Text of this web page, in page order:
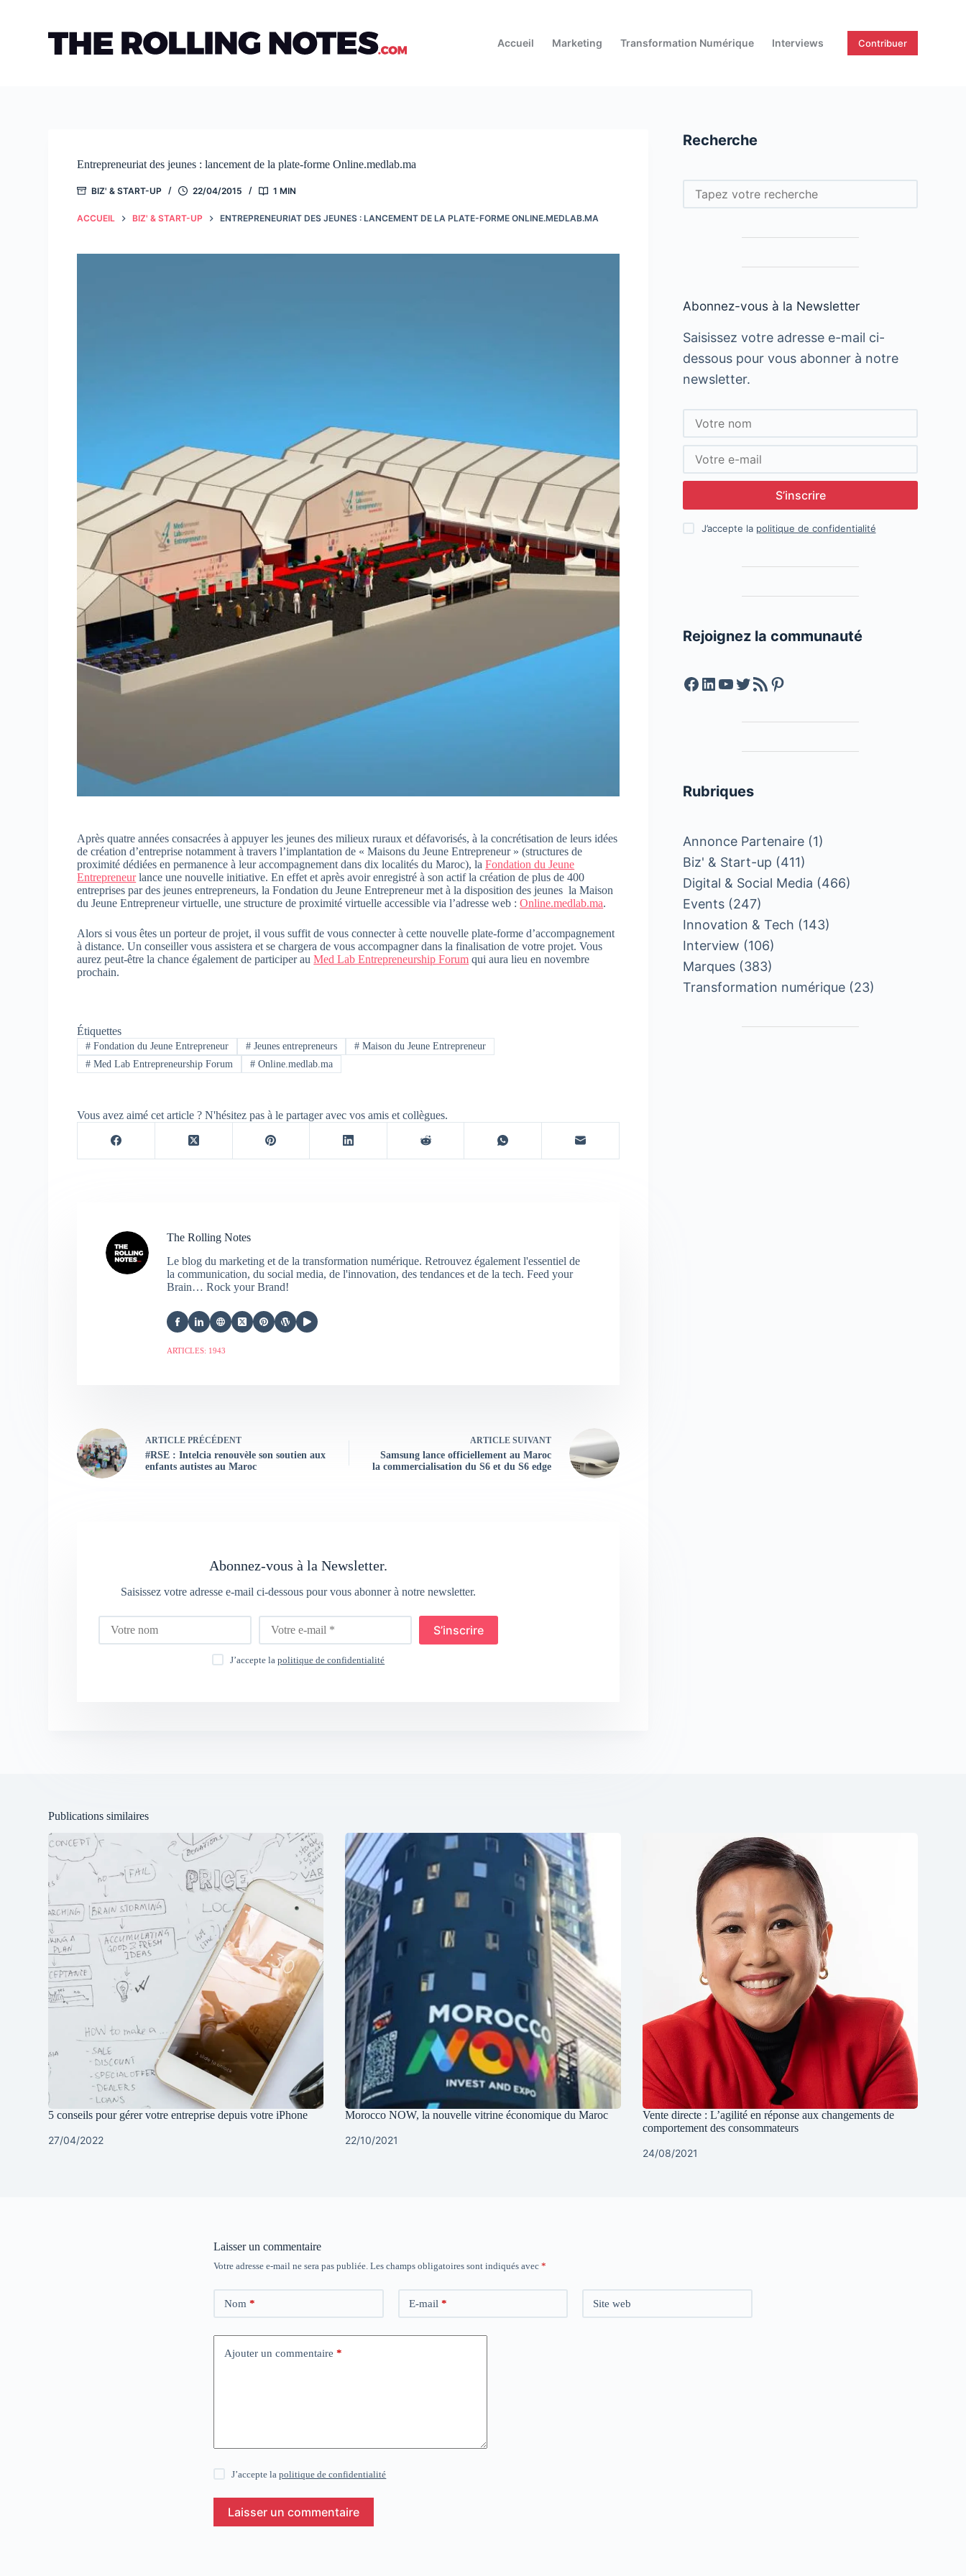
Accueil
Marketing Transformation Numérique Interviews Contribuer
Entrepreneuriat des jeunes : lancement de la plate-forme Online.medlab.ma
BIZ' & START-UP 22/04/2015 1 MIN
ACCUEIL BIZ' & START-UP ENTREPRENEURIAT DES JEUNES : LANCEMENT DE LA PLATE-FORME ONLINE.MEDLAB.MA
Après quatre années consacrées à appuyer les jeunes des milieux ruraux et défavorisés, à la concrétisation de leurs idées
de création d’entreprise notamment à travers l’implantation de « Maisons du Jeune Entrepreneur » (structures de
proximité dédiées en permanence à leur accompagnement dans dix localités du Maroc), laFondation du Jeune
Entrepreneurlance une nouvelle initiative. En effet et après avoir enregistré à son actif la création de plus de 400
entreprises par des jeunes entrepreneurs, la Fondation du Jeune Entrepreneur met à la disposition des jeunes la Maison
du Jeune Entrepreneur virtuelle, une structure de proximité virtuelle accessible via l’adresse web :Online.medlab.ma.
Alors si vous êtes un porteur de projet, il vous suffit de vous connecter à cette nouvelle plate-forme d’accompagnement
à distance. Un conseiller vous assistera et se chargera de vous accompagner dans la finalisation de votre projet. Vous
aurez peut-être la chance également de participer auMed Lab Entrepreneurship Forum qui aura lieu en novembre
prochain.
Étiquettes
# Fondation du Jeune Entrepreneur #Jeunes entrepreneurs #Maison du Jeune Entrepreneur
# Med Lab Entrepreneurship Forum #Online.medlab.ma
Vous avez aimé cet article ? N'hésitez pas à le partager avec vos amis et collègues.
The Rolling Notes
Le blog du marketing et de la transformation numérique. Retrouvez également l'essentiel de
la communication, du social media, de l'innovation, des tendances et de la tech. Feed your
Brain… Rock your Brand!
ARTICLES: 1943
ARTICLE PRÉCÉDENT
#RSE : Intelcia renouvèle son soutien aux
enfants autistes au Maroc
ARTICLESUIVANT
Samsung lance officiellement au Maroc
la commercialisation du S6 et du S6 edge
Abonnez-vous à la Newsletter.
Saisissez votre adresse e-mail ci-dessous pour vous abonner à notre newsletter.
S’inscrire
J’accepte lapolitique de confidentialité
Recherche
Rechercher
Abonnez-vous à la Newsletter
Saisissez votre adresse e-mail ci-
dessous pour vous abonner à notre
newsletter.
S’inscrire
J’accepte la politique de confidentialité
Rejoignez la communauté
Facebook
LinkedIn
YouTube
Twitter
Feed RSSPinterest
Rubriques
Annonce Partenaire (1)
Biz' & Start-up (411)
Digital & Social Media (466)
Events (247)
Innovation & Tech (143)
Interview (106)
Marques (383)
Transformation numérique (23)
Publications similaires
5 conseils pour gérer votre entreprise depuis votre iPhone
27/04/2022
Morocco NOW, la nouvelle vitrine économique du Maroc
22/10/2021
Vente directe : L’agilité en réponse aux changements de
comportement des consommateurs
24/08/2021
Laisser un commentaire
Votre adresse e-mail ne sera pas publiée. Les champs obligatoires sont indiqués avec *
Nom * E-mail * Site web
Ajouter un commentaire *
J’accepte lapolitique de confidentialité
Laisser un commentaire